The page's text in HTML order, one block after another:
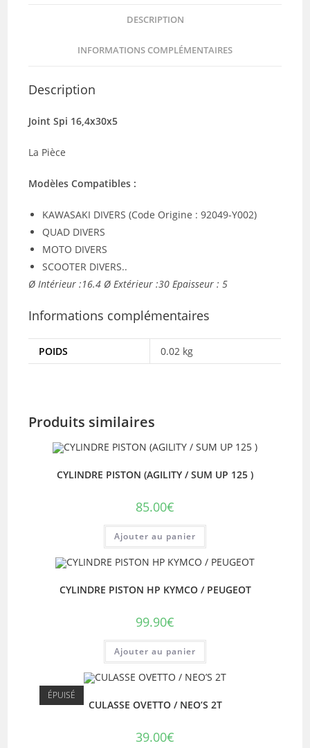
DESCRIPTION
INFORMATIONS COMPLÉMENTAIRES
Description
Joint Spi 16,4x30x5
La Pièce
Modèles Compatibles :
KAWASAKI DIVERS (Code Origine : 92049-Y002)
QUAD DIVERS
MOTO DIVERS
SCOOTER DIVERS..
Ø Intérieur :16.4 Ø Extérieur :30 Epaisseur : 5
Informations complémentaires
POIDS 0.02 kg
Produits similaires
CYLINDRE PISTON (AGILITY / SUM UP 125 )
85.00€
Ajouter au panier
CYLINDRE PISTON HP KYMCO / PEUGEOT
99.90€
Ajouter au panier
ÉPUISÉ
CULASSE OVETTO / NEO’S 2T
39.00€